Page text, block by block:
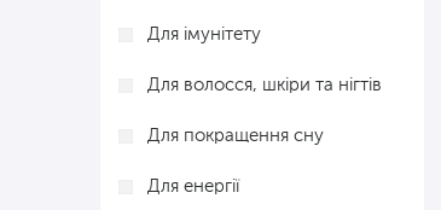
Магній
Кальцій
Залізо
Для імунітету
Для волосся, шкіри та нігтів
Для покращення сну
Для енергії